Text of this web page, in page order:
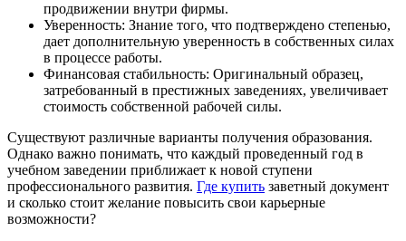
продвижении внутри фирмы.
Уверенность: Знание того, что подтверждено степенью,
дает дополнительную уверенность в собственных силах
в процессе работы.
Финансовая стабильность: Оригинальный образец,
затребованный в престижных заведениях, увеличивает
стоимость собственной рабочей силы.
Существуют различные варианты получения образования.
Однако важно понимать, что каждый проведенный год в
учебном заведении приближает к новой ступени
профессионального развития. Где купить заветный документ
и сколько стоит желание повысить свои карьерные
возможности?